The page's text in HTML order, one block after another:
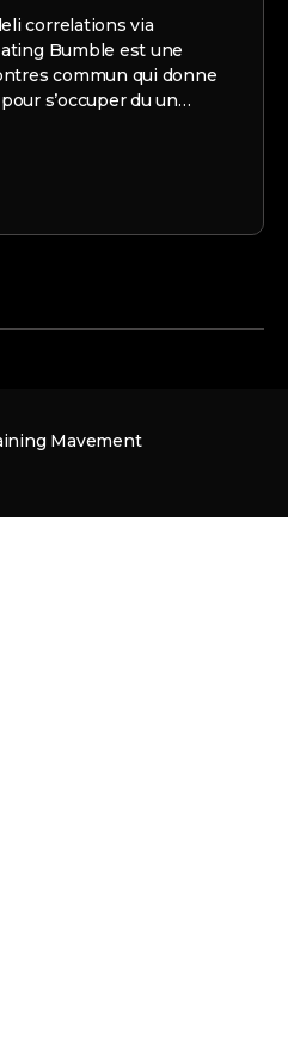
correlations via
Bumble est une
commun qui donne
s’occuper du un…
Mavement